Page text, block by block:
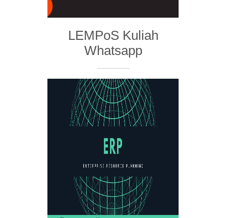
LEMPoS Kuliah
Whatsapp